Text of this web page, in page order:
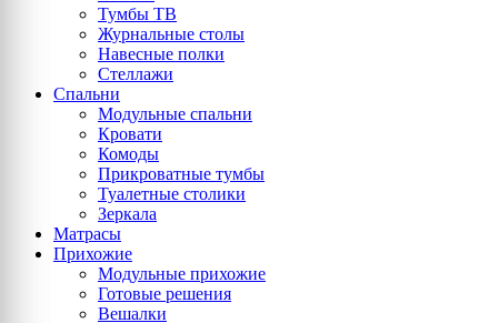
Тумбы ТВ
Журнальные столы
Навесные полки
Стеллажи
Спальни
Модульные спальни
Кровати
Комоды
Прикроватные тумбы
Туалетные столики
Зеркала
Матрасы
Прихожие
Модульные прихожие
Готовые решения
Вешалки